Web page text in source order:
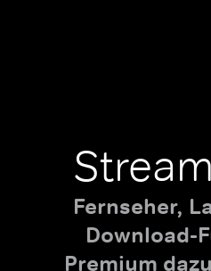
Fernseher,
Download-
Premium